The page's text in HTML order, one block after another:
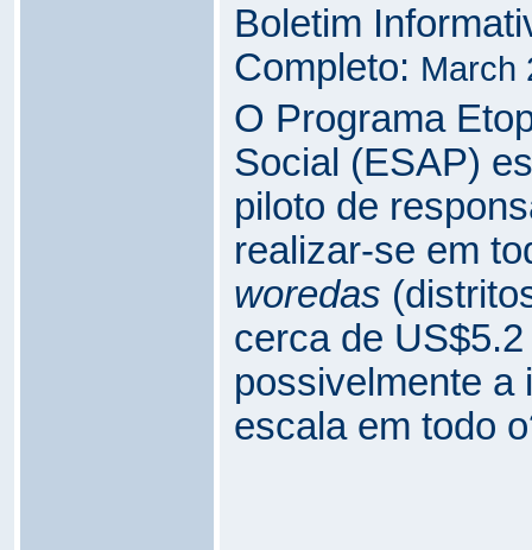
Boletim
Completo: March
O Programa
Social (ESAP)
piloto de
realizar-se em
woredas
cerca de
possivelmente a
escala em todo